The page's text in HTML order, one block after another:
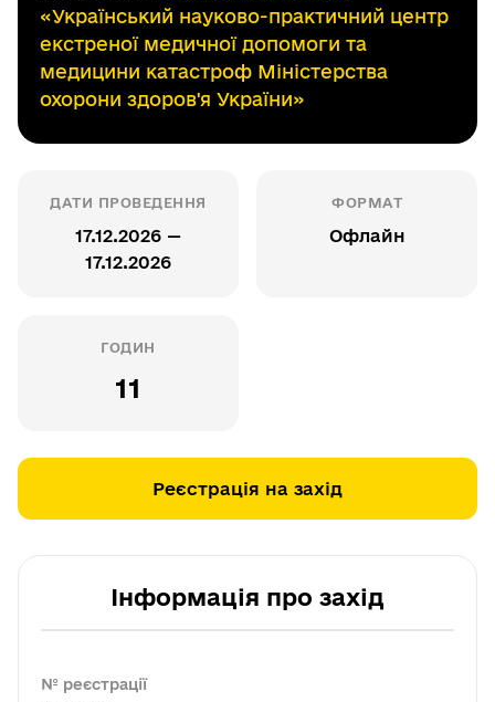
«Український науково-практичний центр
екстреної медичної допомоги та
медицини катастроф Міністерства
охорони здоров'я України»
ДАТИ ПРОВЕДЕННЯ
17.12.2026 —
17.12.2026
ФОРМАТ
Офлайн
ГОДИН
11
Реєстрація на захід
Інформація про захід
№ реєстрації